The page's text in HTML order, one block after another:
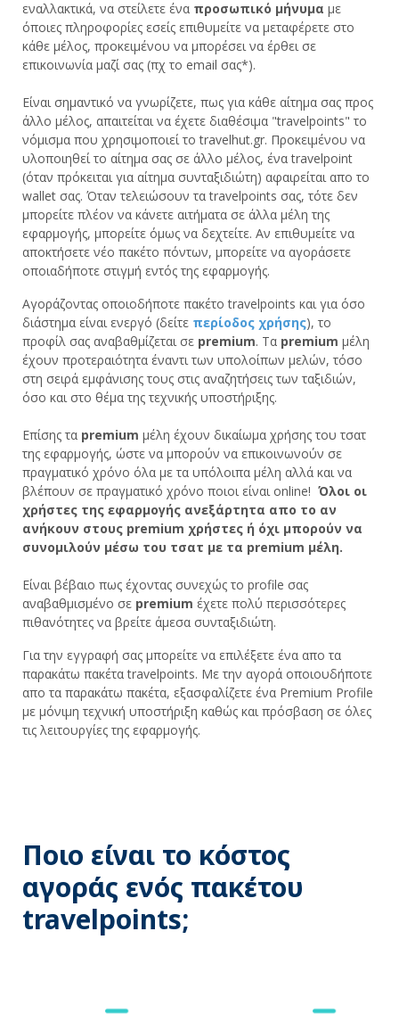
εναλλακτικά, να στείλετε ένα προσωπικό μήνυμα με
όποιες πληροφορίες εσείς επιθυμείτε να μεταφέρετε στο
κάθε μέλος, προκειμένου να μπορέσει να έρθει σε
επικοινωνία μαζί σας (πχ το email σας*).
Είναι σημαντικό να γνωρίζετε, πως για κάθε αίτημα σας προς
άλλο μέλος, απαιτείται να έχετε διαθέσιμα "travelpoints" το
νόμισμα που χρησιμοποιεί το travelhut.gr. Προκειμένου να
υλοποιηθεί το αίτημα σας σε άλλο μέλος, ένα travelpoint
(όταν πρόκειται για αίτημα συνταξιδιώτη) αφαιρείται απο το
wallet σας. Όταν τελειώσουν τα travelpoints σας, τότε δεν
μπορείτε πλέον να κάνετε αιτήματα σε άλλα μέλη της
εφαρμογής, μπορείτε όμως να δεχτείτε. Αν επιθυμείτε να
αποκτήσετε νέο πακέτο πόντων, μπορείτε να αγοράσετε
οποιαδήποτε στιγμή εντός της εφαρμογής.
Αγοράζοντας οποιοδήποτε πακέτο travelpoints και για όσο
διάστημα είναι ενεργό (δείτε περίοδος χρήσης), το
προφίλ σας αναβαθμίζεται σε premium. Τα premium μέλη
έχουν προτεραιότητα έναντι των υπολοίπων μελών, τόσο
στη σειρά εμφάνισης τους στις αναζητήσεις των ταξιδιών,
όσο και στο θέμα της τεχνικής υποστήριξης.
Επίσης τα premium μέλη έχουν δικαίωμα χρήσης του τσατ
της εφαρμογής, ώστε να μπορούν να επικοινωνούν σε
πραγματικό χρόνο όλα με τα υπόλοιπα μέλη αλλά και να
βλέπουν σε πραγματικό χρόνο ποιοι είναι online! Όλοι οι
χρήστες της εφαρμογής ανεξάρτητα απο το αν
ανήκουν στους premium χρήστες ή όχι μπορούν να
συνομιλούν μέσω του τσατ με τα premium μέλη.
Είναι βέβαιο πως έχοντας συνεχώς το profile σας
αναβαθμισμένο σε premium έχετε πολύ περισσότερες
πιθανότητες να βρείτε άμεσα συνταξιδιώτη.
Για την εγγραφή σας μπορείτε να επιλέξετε ένα απο τα
παρακάτω πακέτα travelpoints. Με την αγορά οποιουδήποτε
απο τα παρακάτω πακέτα, εξασφαλίζετε ένα Premium Profile
με μόνιμη τεχνική υποστήριξη καθώς και πρόσβαση σε όλες
τις λειτουργίες της εφαρμογής.
Ποιο είναι το κόστος
αγοράς ενός πακέτου
travelpoints;